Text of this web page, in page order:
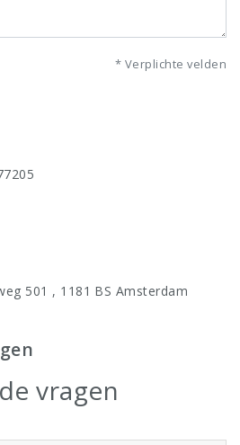
* Verplichte velden
501 , 1181 BS Amsterdam
vragen